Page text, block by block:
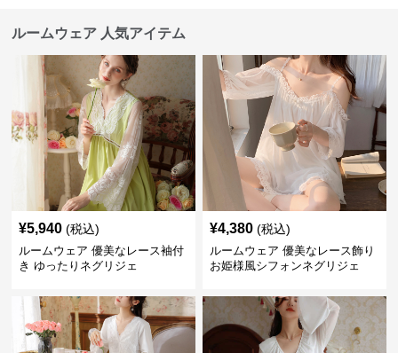
ルームウェア 人気アイテム
¥5,940 (税込)
ルームウェア 優美なレース袖付
き ゆったりネグリジェ
¥4,380 (税込)
ルームウェア 優美なレース飾り
お姫様風シフォンネグリジェ